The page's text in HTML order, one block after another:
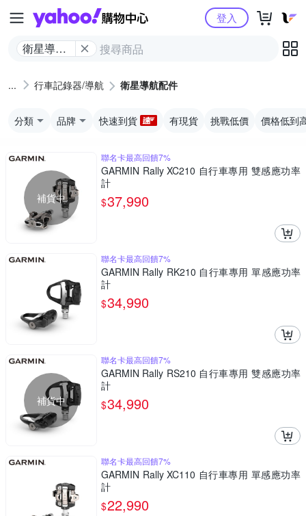
Yahoo購物中心
衛星導航
登入
行車記錄器/導航 衛星導航配件
分類 品牌 快速到貨 有現貨 挑戰低價 價格低到
補貨中
聯名卡最高回饋7%
GARMIN Rally XC210 自行車專用 雙感應功率
計
$37,990
聯名卡最高回饋7%
GARMIN Rally RK210 自行車專用 單感應功率
計
$34,990
補貨中
聯名卡最高回饋7%
GARMIN Rally RS210 自行車專用 雙感應功率
計
$34,990
聯名卡最高回饋7%
GARMIN Rally XC110 自行車專用 單感應功率
計
$22,990